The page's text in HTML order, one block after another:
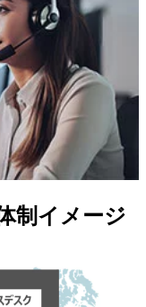
制イメージ